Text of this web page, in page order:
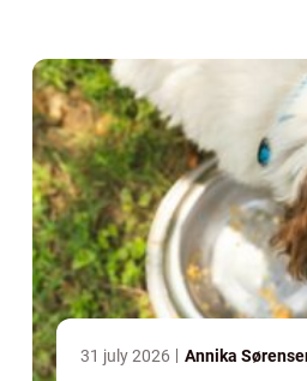
31 july 2026 Annika